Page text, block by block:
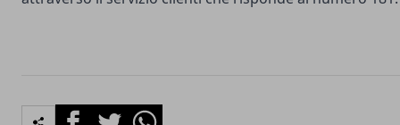
FacebookTwitterWhatsapp